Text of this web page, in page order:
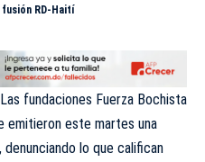
RD-Haití
Las fundaciones Fuerza Bochista
emitieron este martes una
lo que califican